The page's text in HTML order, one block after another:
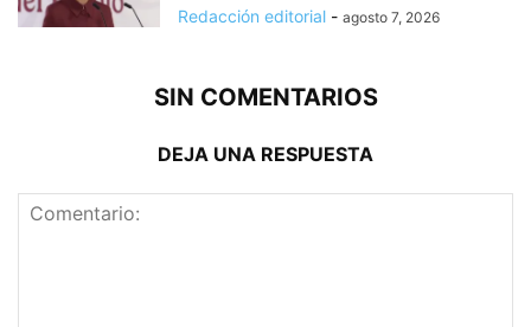
Redacción editorial - agosto 7, 2026
SIN COMENTARIOS
DEJA UNA RESPUESTA